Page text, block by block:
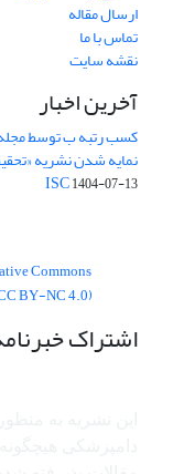
ارسال مقاله
تماس با ما
نقشه سایت
آخرین اخبار
کسب رتبه ب توسط
نمایه شدن نشریه
ISC1404-07-13
Commons
BY-NC 4.0)
اشتراک